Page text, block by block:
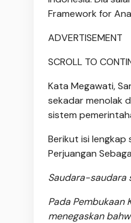
Framework for
ADVERTISEMENT
SCROLL TO
Kata Megawati,
sekadar menolak
sistem
Berikut isi lengkap
Perjuangan
Saudara-saudara
Pada Pembukaan
menegaskan